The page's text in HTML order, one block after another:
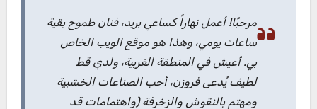
مرحبًا! أعمل نهاراً كساعي بريد، فنان طموح بقية
ساعات يومي، وهذا هو موقع الويب الخاص
بي. أعيش في المنطقة الغربية، ولدي قط
لطيف يُدعى فروزن، أحب الصناعات الخشبية
ومهتم بالنقوش والزخرفة (واهتمامات قد